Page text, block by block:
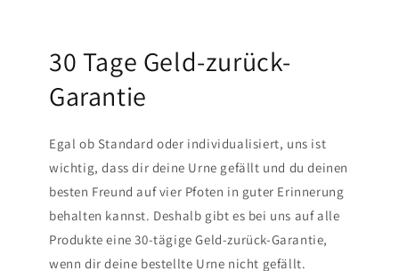
30 Tage Geld-zurück-
Garantie
Egal ob Standard oder individualisiert, uns ist
wichtig, dass dir deine Urne gefällt und du deinen
besten Freund auf vier Pfoten in guter Erinnerung
behalten kannst. Deshalb gibt es bei uns auf alle
Produkte eine 30-tägige Geld-zurück-Garantie,
wenn dir deine bestellte Urne nicht gefällt.